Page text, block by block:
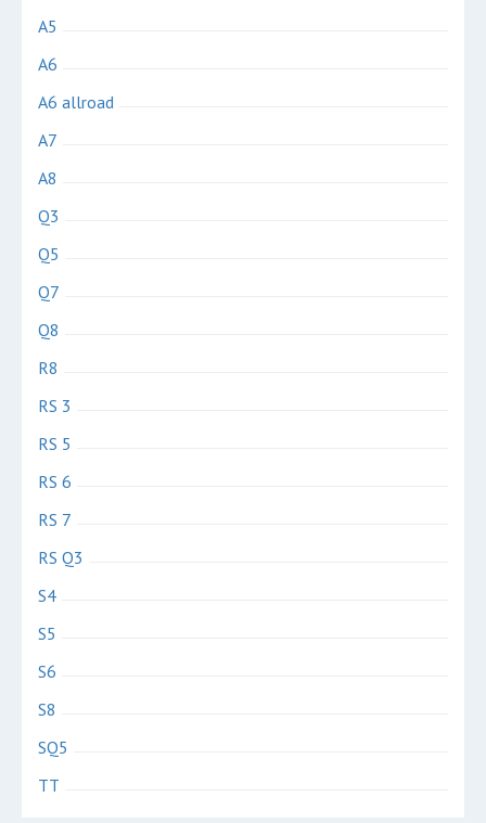
A5
A6
A6 allroad
A7
A8
Q3
Q5
Q7
Q8
R8
RS 3
RS 5
RS 6
RS 7
RS Q3
S4
S5
S6
S8
SQ5
TT